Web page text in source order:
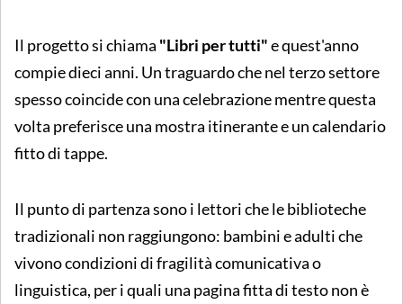
Il progetto si chiama "Libri per tutti"e quest'anno
compie dieci anni. Un traguardo che nel terzo settore
spesso coincide con una celebrazione mentre questa
volta preferisce una mostra itinerante e un calendario
fitto di tappe.
Il punto di partenza sono i lettori che le biblioteche
tradizionali non raggiungono: bambini e adulti che
vivono condizioni di fragilità comunicativa o
linguistica, per i quali una pagina fitta di testo non è